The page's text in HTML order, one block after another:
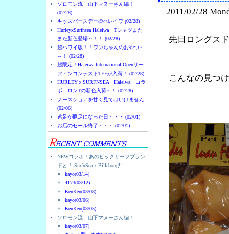
ソロモン流 山下マヌーさん編！
(02/28)
キッズバースデー@ハレイワ (02/28)
HurleyxSurfnsea Haleiwa Tシャツまた
また新色登場～！！ (02/28)
超ハワイ版！！ワンちゃんのおやつ～
～！ (02/28)
超限定！Haleiwa International Openサー
フィンコンテストTEEが入荷！ (02/28)
HURLEYｘSURFNSEA Haleiwa コラ
ボ ロンTの新色入荷～！ (02/28)
ノースショアを甘く見てはいけません
(02/06)
遠足が豚足になった日・・・ (02/01)
お店のセール終了・・・ (02/01)
NEWコラボ！あのビッグサーフブラン
ドと！ SurfnSea x Billabong!!
kayo(03/14)
4173(03/12)
KenKen(03/08)
kayo(03/06)
KenKen(03/05)
ソロモン流 山下マヌーさん編！
kayo(03/07)
2011/02/28
先日ロングス
こんなの見つ